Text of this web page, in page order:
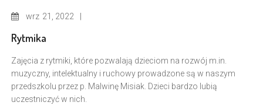
wrz 21, 2022
Rytmika
Zajęcia z rytmiki, które pozwalają dzieciom na rozwój m.in.
muzyczny, intelektualny i ruchowy prowadzone są w naszym
przedszkolu przez p. Malwinę Misiak. Dzieci bardzo lubią
uczestniczyć w nich.